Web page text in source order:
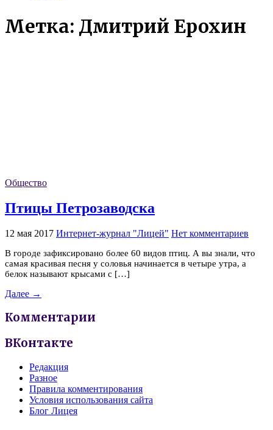
Метка: Дмитрий Ерохин
Общество
Птицы Петрозаводска
12 мая 2017 Интернет-журнал "Лицей" Нет комментариев
В городе зафиксировано более 60 видов птиц. А вы знали, что
самая красивая песня у соловья начинается в четыре утра, а
белок называют крысами с […]
Далее →
Комментарии
ВКонтакте
Редакция
Разное
Правила комментирования
Условия использования сайта
Блог Лицея